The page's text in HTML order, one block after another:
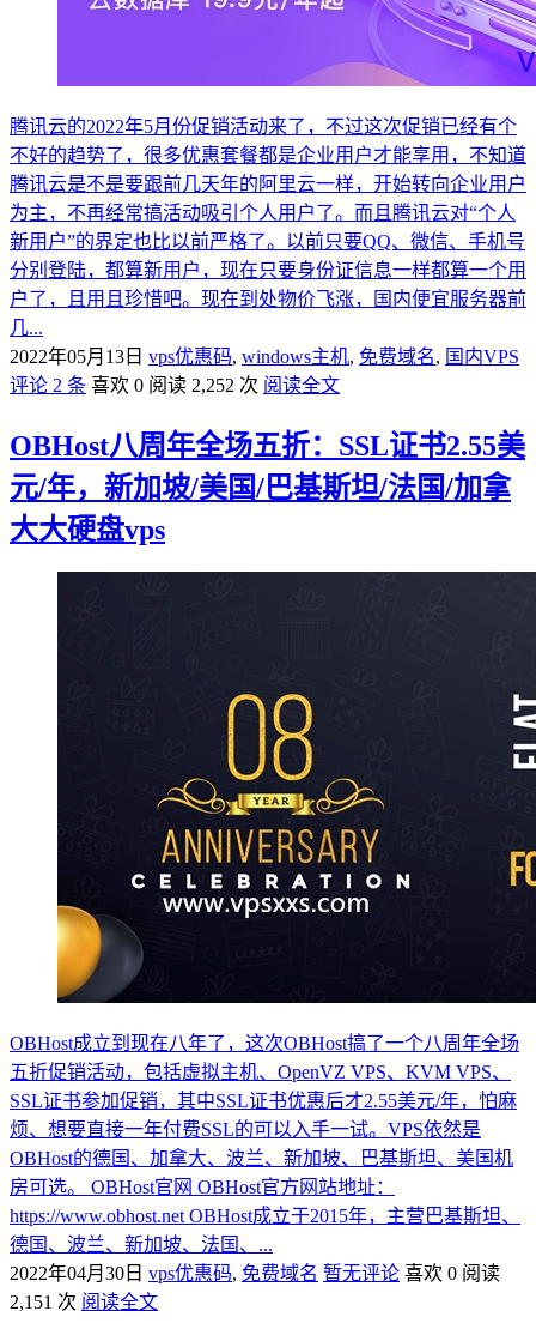
腾讯云的2022年5月份促销活动来了，不过这次促销已经有个
不好的趋势了，很多优惠套餐都是企业用户才能享用，不知道
腾讯云是不是要跟前几天年的阿里云一样，开始转向企业用户
为主，不再经常搞活动吸引个人用户了。而且腾讯云对“个人
新用户”的界定也比以前严格了。以前只要QQ、微信、手机号
分别登陆，都算新用户，现在只要身份证信息一样都算一个用
户了，且用且珍惜吧。现在到处物价飞涨，国内便宜服务器前
几...
2022年05月13日 vps优惠码, windows主机, 免费域名, 国内VPS
评论 2 条 喜欢 0 阅读 2,252 次 阅读全文
OBHost八周年全场五折：SSL证书2.55美
元/年，新加坡/美国/巴基斯坦/法国/加拿
大大硬盘vps
OBHost成立到现在八年了，这次OBHost搞了一个八周年全场
五折促销活动，包括虚拟主机、OpenVZ VPS、KVM VPS、
SSL证书参加促销，其中SSL证书优惠后才2.55美元/年，怕麻
烦、想要直接一年付费SSL的可以入手一试。VPS依然是
OBHost的德国、加拿大、波兰、新加坡、巴基斯坦、美国机
房可选。 OBHost官网 OBHost官方网站地址：
https://www.obhost.net OBHost成立于2015年，主营巴基斯坦、
德国、波兰、新加坡、法国、...
2022年04月30日 vps优惠码, 免费域名 暂无评论 喜欢 0 阅读
2,151 次 阅读全文